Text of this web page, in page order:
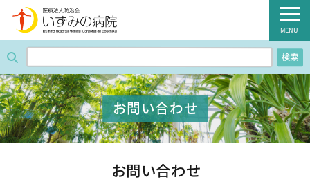
病院紹介
外来のご案内
MENU
検索
お問い合わせ
お問い合わせ